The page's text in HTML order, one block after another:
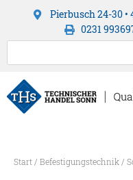
Pierbusch 24-30 •
0231
Start/ Befestigungstechnik/